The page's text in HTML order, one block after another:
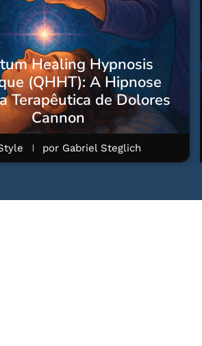
Healing Hypnosis
(QHHT): A Hipnose
Terapêutica de Dolores
Cannon
por Gabriel Steglich